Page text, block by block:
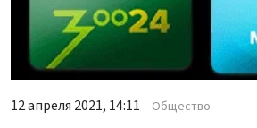
12 апреля 2021, 14:11 Общество